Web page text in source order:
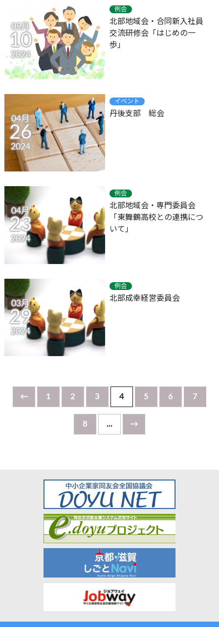
05月
10
2024
例会
北部地域会・合同新入社員
交流研修会「はじめの一
歩」
04月
26
2024
イベント
丹後支部 総会
04月
23
2024
例会
北部地域会・専門委員会
「東舞鶴高校との連携につ
いて」
03月
29
2024
例会
北部成幸経営委員会
← 1 2 3 4 5 6 7
8 ... →